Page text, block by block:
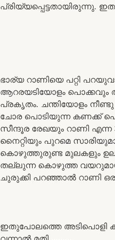
പ്രിയ്യപ്പെട്ടതായിരുന്നു.
ഭാര്യ റാണിയെ പറ്റി
ആറരയടിയോളം പൊക്കവും
പ്രകൃതം. ചന്തിയോളം നീണ്ടു
ചോര പൊടിയുന്ന കണക്ക്
സീന്ദൂര രേഖയും റാണി
നൈറ്റിയും പുറമെ
കൊഴുത്തുരുണ്ട മുലകളും
തല്ലുന്ന കൊഴുത്ത
ചുരുക്കി പറഞ്ഞാൽ റാണി
ഇതുപോലത്തെ അടിപൊളി